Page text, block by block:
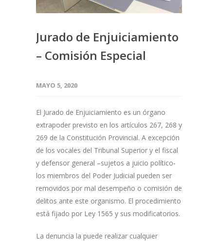
Jurado de Enjuiciamiento
– Comisión Especial
MAYO 5, 2020
El Jurado de Enjuiciamiento es un órgano
extrapoder previsto en los artículos 267, 268 y
269 de la Constitución Provincial. A excepción
de los vocales del Tribunal Superior y el fiscal
y defensor general –sujetos a juicio político-
los miembros del Poder Judicial pueden ser
removidos por mal desempeño o comisión de
delitos ante este organismo. El procedimiento
está fijado por Ley 1565 y sus modificatorios.
La denuncia la puede realizar cualquier